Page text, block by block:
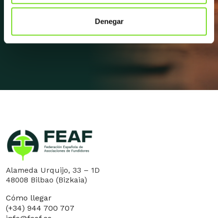
Denegar
Apúntate a la newsletter
Alameda Urquijo, 33 – 1D
48008 Bilbao (Bizkaia)
Cómo llegar
(+34) 944 700 707